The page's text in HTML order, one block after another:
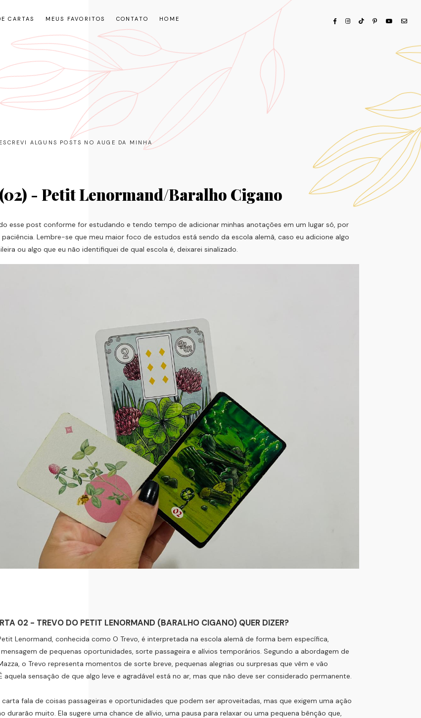
CARTAS MEUS FAVORITOS CONTATO HOME
ALGUNS POSTS NO AUGE DA MINHA
- Petit Lenormand/Baralho Cigano
esse post conforme for estudando e tendo tempo de adicionar minhas anotações em um lugar só, por
Lembre-se que meu maior foco de estudos está sendo da escola alemã, caso eu adicione algo
ou algo que eu não identifiquei de qual escola é, deixarei sinalizado.
02 - TREVO DO PETIT LENORMAND (BARALHO CIGANO) QUER DIZER?
Lenormand, conhecida como O Trevo, é interpretada na escola alemã de forma bem específica,
de pequenas oportunidades, sorte passageira e alívios temporários. Segundo a abordagem de
o Trevo representa momentos de sorte breve, pequenas alegrias ou surpresas que vêm e vão
aquela sensação de que algo leve e agradável está no ar, mas que não deve ser considerado permanente.
carta fala de coisas passageiras e oportunidades que podem ser aproveitadas, mas que exigem uma ação
durarão muito. Ela sugere uma chance de alívio, uma pausa para relaxar ou uma pequena bênção que,